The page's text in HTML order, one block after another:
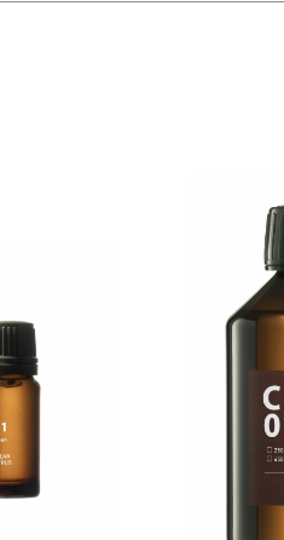
用途・機能・種類 の項目ごと
※一つお選びく
リフレッシュ
おもてなし
※一つお選びく
エキゾチック